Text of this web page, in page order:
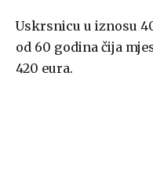
Uskrsnicu u iznosu
od 60 godina čija
420 eura.